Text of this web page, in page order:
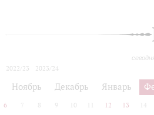
2022/23
2023/24
Ноябрь Декабрь Январь
6 7 8 9 10 12 13 14